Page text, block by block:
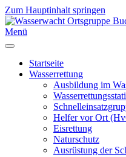
Zum Hauptinhalt springen
Menü
Startseite
Wasserrettung
Ausbildung im
Helfer vor Ort
Eisrettung
Naturschutz
Ausrüstung der